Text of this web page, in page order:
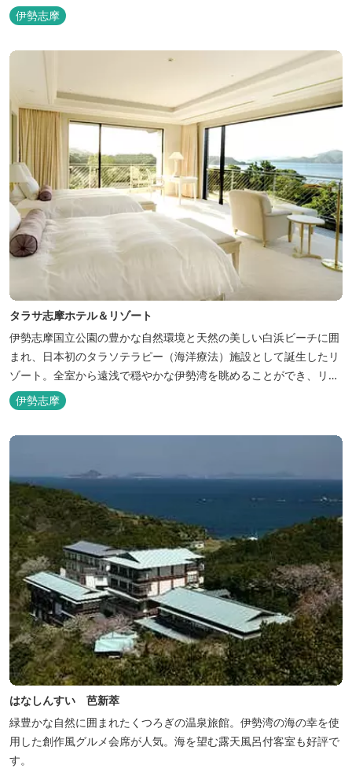
を目指し、カキの産地の鳥羽市浦村町にオープンしました。 目の前
は太平洋に注ぐ伊勢湾の海の風景が広がり、後背は山に囲まれ、自
伊勢志摩
タラサ志摩ホテル＆リゾート
伊勢志摩国立公園の豊かな自然環境と天然の美しい白浜ビーチに囲
まれ、日本初のタラソテラピー（海洋療法）施設として誕生したリ
ゾート。全室から遠浅で穏やかな伊勢湾を眺めることができ、リラ
ックスした滞在をお楽しみいただけます。滞在中は、目の前の海か
らきれいな海水を引き込み、24時間以内に新鮮な状態で使用するタ
ラソテラピーや、季節の海の幸を楽しめるフレンチと日本料理が堪
伊勢志摩
はなしんすい 芭新萃
緑豊かな自然に囲まれたくつろぎの温泉旅館。伊勢湾の海の幸を使
用した創作風グルメ会席が人気。海を望む露天風呂付客室も好評で
す。